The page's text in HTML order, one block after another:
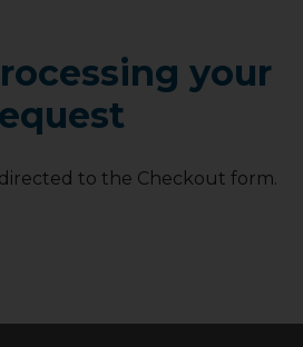
d'unité
taille différente ? Pas de souci !
à long terme
your
to the Checkout form.